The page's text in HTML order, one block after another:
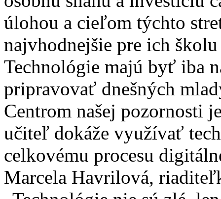
úlohou a cieľom týchto
najvhodnejšie pre ich
Technológie majú byť iba
pripravovať dnešných
Centrom našej pozornosti
učiteľ dokáže využívať
celkovému procesu
Marcela Havrilová,